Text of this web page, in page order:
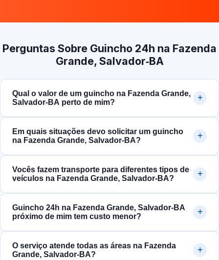
Perguntas Sobre Guincho 24h na Fazenda
Grande, Salvador‑BA
Qual o valor de um guincho na Fazenda Grande,
Salvador‑BA perto de mim?
Em quais situações devo solicitar um guincho
na Fazenda Grande, Salvador‑BA?
Vocês fazem transporte para diferentes tipos de
veículos na Fazenda Grande, Salvador‑BA?
Guincho 24h na Fazenda Grande, Salvador‑BA
próximo de mim tem custo menor?
O serviço atende todas as áreas na Fazenda
Grande, Salvador‑BA?